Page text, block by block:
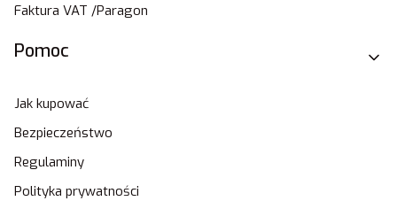
Faktura VAT /Paragon
Pomoc
Jak kupować
Bezpieczeństwo
Regulaminy
Polityka prywatności